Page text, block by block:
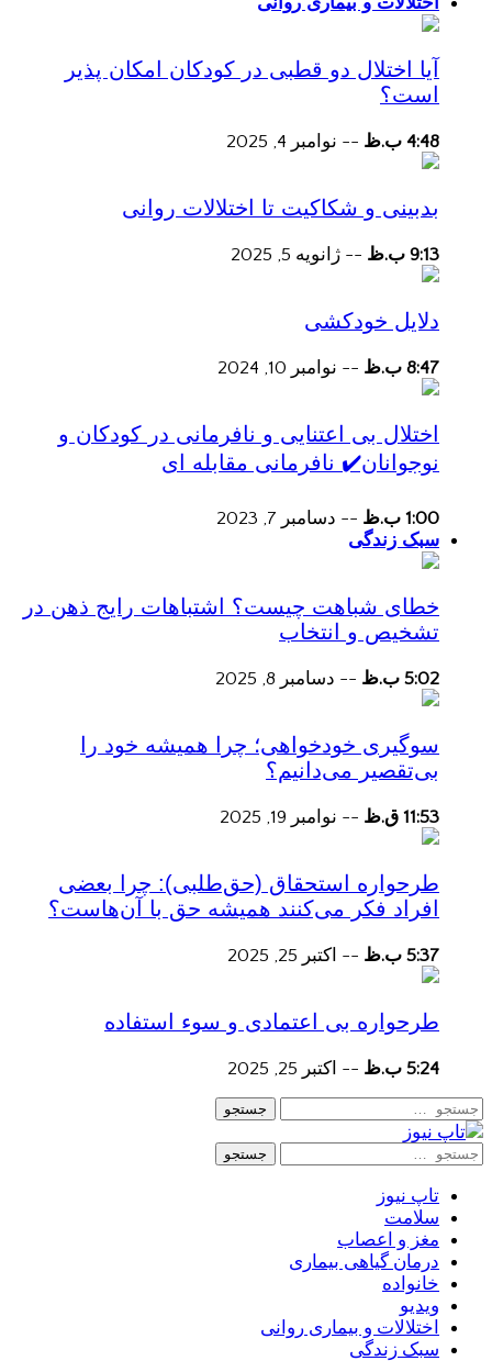
آیا اختلال دو قطبی در کودکان امکان پذیر
است؟
4:48 ب.ظ -- نوامبر 4, 2025
بدبینی و شکاکیت تا اختلالات روانی
9:13 ب.ظ -- ژانویه 5, 2025
دلایل خودکشی
8:47 ب.ظ -- نوامبر 10, 2024
اختلال بی اعتنایی و نافرمانی در کودکان و
نوجوانان✔️ نافرمانی مقابله ای
1:00 ب.ظ -- دسامبر 7, 2023
سبک زندگی
خطای شباهت چیست؟ اشتباهات رایج ذهن در
تشخیص و انتخاب
5:02 ب.ظ -- دسامبر 8, 2025
سوگیری خودخواهی؛ چرا همیشه خود را
بی‌تقصیر می‌دانیم؟
11:53 ق.ظ -- نوامبر 19, 2025
طرحواره استحقاق (حق‌طلبی): چرا بعضی
افراد فکر می‌کنند همیشه حق با آن‌هاست؟
5:37 ب.ظ -- اکتبر 25, 2025
طرحواره بی اعتمادی و سوء استفاده
5:24 ب.ظ -- اکتبر 25, 2025
جستجو
جستجو
تاپ نیوز
سلامت
مغز و اعصاب
درمان گیاهی بیماری
خانواده
ویدیو
اختلالات و بیماری روانی
سبک زندگی